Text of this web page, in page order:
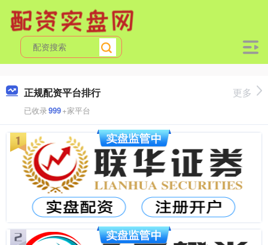
正规配资平台排行
已收录999+家平台
更多